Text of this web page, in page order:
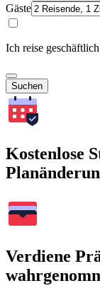
Gäste
Ich reise geschäftlich
Suchen
Kostenlose
Verdiene